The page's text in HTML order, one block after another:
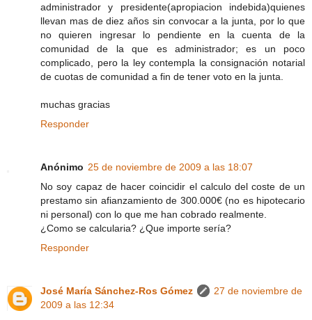
administrador y presidente(apropiacion indebida)quienes
llevan mas de diez años sin convocar a la junta, por lo que
no quieren ingresar lo pendiente en la cuenta de la
comunidad de la que es administrador; es un poco
complicado, pero la ley contempla la consignación notarial
de cuotas de comunidad a fin de tener voto en la junta.
muchas gracias
Responder
Anónimo 25 de noviembre de 2009 a las 18:07
No soy capaz de hacer coincidir el calculo del coste de un
prestamo sin afianzamiento de 300.000€ (no es hipotecario
ni personal) con lo que me han cobrado realmente.
¿Como se calcularia? ¿Que importe sería?
Responder
José María Sánchez-Ros Gómez
27 de noviembre de
2009 a las 12:34